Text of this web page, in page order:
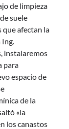
de limpieza
suele
que afectan la
Ing.
instalaremos
para
espacio de
de la
«la
los canastos